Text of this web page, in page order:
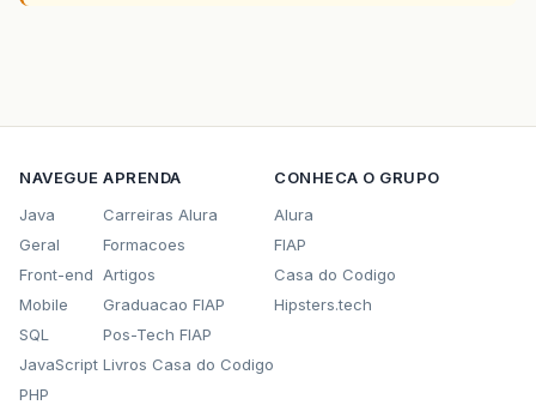
NAVEGUE
Java
Geral
Front-end
Mobile
SQL
JavaScript
PHP
APRENDA
Carreiras Alura
Formacoes
Artigos
Graduacao FIAP
Pos-Tech FIAP
Livros Casa do Codigo
CONHECA O GRUPO
Alura
FIAP
Casa do Codigo
Hipsters.tech